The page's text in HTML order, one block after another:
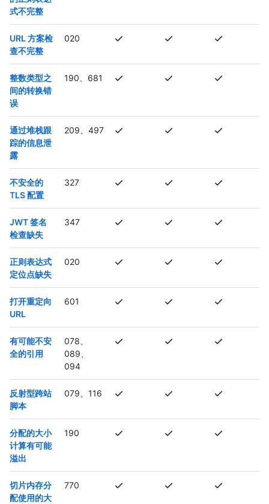
式不完整
URL 方案检
查不完整
020
整数类型之
间的转换错
误
190、681
通过堆栈跟
踪的信息泄
露
209、497
不安全的
TLS 配置
327
JWT 签名
检查缺失
347
正则表达式
定位点缺失
020
打开重定向
URL
601
有可能不安
全的引用
078、
089、
094
反射型跨站
脚本
079、116
分配的大小
计算有可能
溢出
190
切片内存分
配使用的大
770